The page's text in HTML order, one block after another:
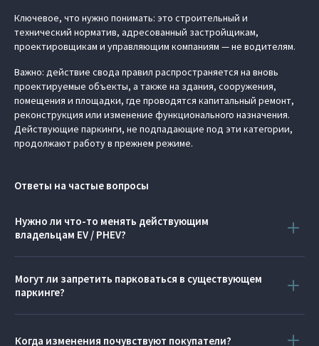
Ключевое, что нужно понимать: это строительный и
технический норматив, адресованный застройщикам,
проектировщикам и управляющим компаниям — не водителям.
Важно: действие свода правил распространяется на вновь
проектируемые объекты, а также на здания, сооружения,
помещения и площадки, где проводятся капитальный ремонт,
реконструкция или изменение функционального назначения.
Действующие паркинги, не подпадающие под эти категории,
продолжают работу в прежнем режиме.
Ответы на частые вопросы
Нужно ли что-то менять действующим
владельцам EV / PHEV?
Могут ли запретить парковаться в существующем
паркинге?
проектирование, строительство, капитальный ремонт,
Когда изменения почувствуют покупатели?